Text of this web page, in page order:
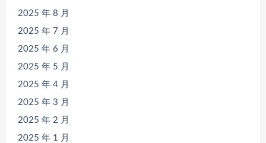
2025 年 8 月
2025 年 7 月
2025 年 6 月
2025 年 5 月
2025 年 4 月
2025 年 3 月
2025 年 2 月
2025 年 1 月